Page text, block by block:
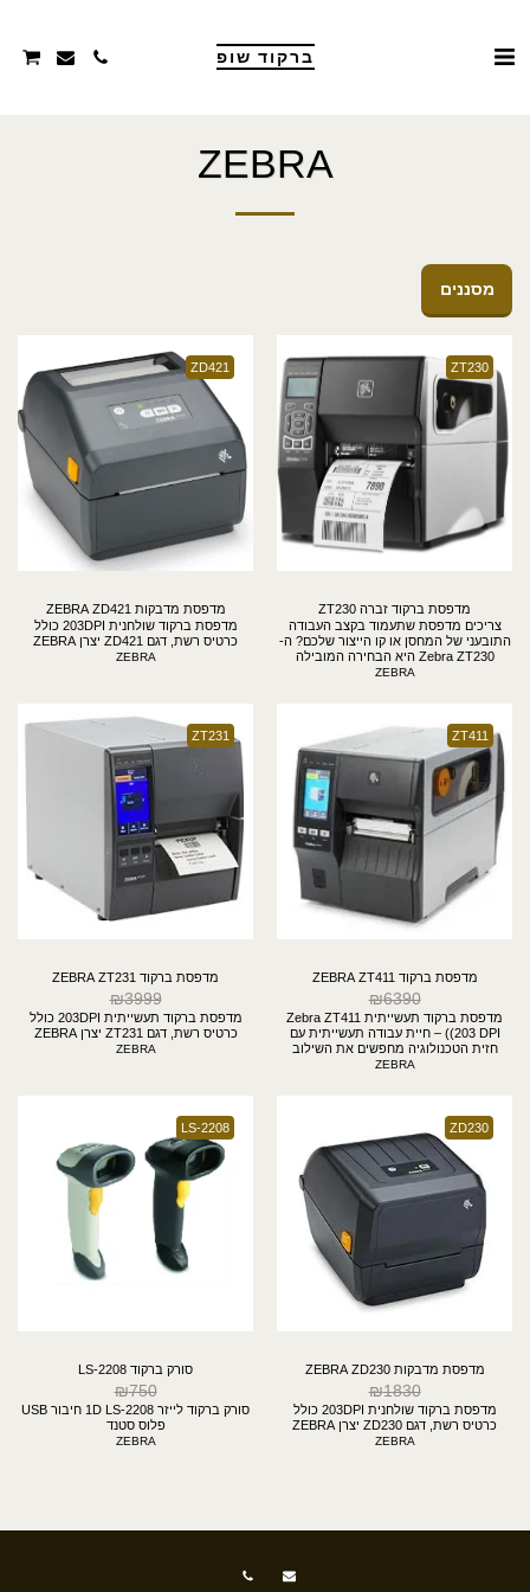
ברקוד שופ
ZEBRA
מסננים
ZT230
מדפסת ברקוד זברה ZT230
צריכים מדפסת שתעמוד בקצב העבודה
התובעני של המחסן או קו הייצור שלכם? ה-
Zebra ZT230 היא הבחירה המובילה
בקטגוריית המדפסות התעשייתיות הקלות.
וכרטיס רשת מובנה, היא מספקת פתרון
מושלם לעבודה רציפה, יומיומית
ואינטנסיבית באפס תקלות.
ZEBRA
ZD421
מדפסת מדבקות ZEBRA ZD421
מדפסת ברקוד שולחנית 203DPI כולל
כרטיס רשת, דגם ZD421 יצרן ZEBRA
ZEBRA
ZT411
מדפסת ברקוד ZEBRA ZT411
₪6390
מדפסת ברקוד תעשייתית Zebra ZT411
(203 DPI) – חיית עבודה תעשייתית עם
חזית הטכנולוגיה מחפשים את השילוב
המושלם בין עוצמה מכנית חסרת פשרות
אמיתי המיועד לעומסי עבודה כבדים
(24/7), המצויד במסך מגע צבעוני ענק
ומתקדם, כרטיס רשת מהיר, ומנגנוני ניטור
חכמים שימנעו השבתה של קו הייצור או
המחסן שלכם. רזולוציית 203 DPI יחד עם
רוחב הדפסה של עד 4 אינץ' הופכים אותה
לפתרון האולטימטיבי להדפסת תוויות
שילוח, מדבקות ברקוד, וסימון אריזות
ZEBRA
ZT231
מדפסת ברקוד ZEBRA ZT231
₪3999
מדפסת ברקוד תעשייתית 203DPI כולל
כרטיס רשת, דגם ZT231 יצרן ZEBRA
ZEBRA
ZD230
מדפסת מדבקות ZEBRA ZD230
₪1830
מדפסת ברקוד שולחנית 203DPI כולל
כרטיס רשת, דגם ZD230 יצרן ZEBRA
ZEBRA
LS-2208
סורק ברקוד LS-2208
₪750
סורק ברקוד לייזר 1D LS-2208 חיבור USB
פלוס סטנד
ZEBRA